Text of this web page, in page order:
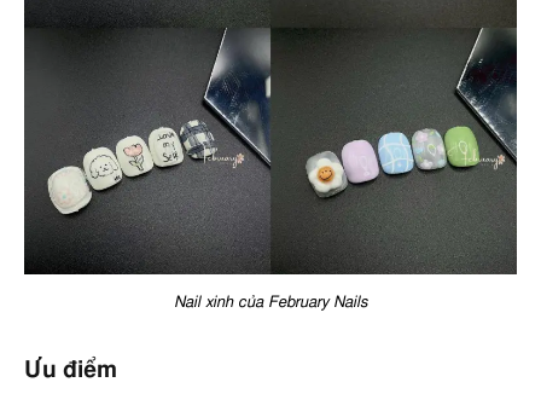
Nail xinh của February Nails
Ưu điểm